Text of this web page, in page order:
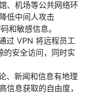
、机场等公共网络环
低中间人攻击
和敏感信息。
过 VPN 将远程员工
的安全访问，同时实
、新闻和信息有地理
信息获取的自由度，